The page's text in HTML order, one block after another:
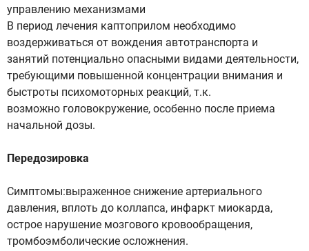
управлению механизмами
В период лечения каптоприлом необходимо
воздерживаться от вождения автотранспорта и
занятий потенциально опасными видами деятельности,
требующими повышенной концентрации внимания и
быстроты психомоторных реакций, т.к.
возможно головокружение, особенно после приема
начальной дозы.
Передозировка
Симптомы:выраженное снижение артериального
давления, вплоть до коллапса, инфаркт миокарда,
острое нарушение мозгового кровообращения,
тромбоэмболические осложнения.